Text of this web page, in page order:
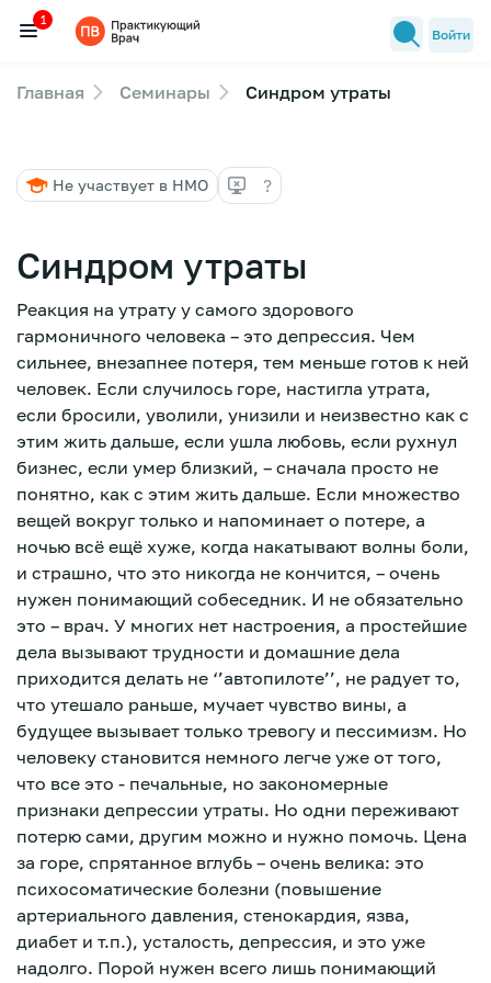
Семинары
Лекторы
Зарегистрироваться
1
Войти
Главная Семинары Синдром утраты
Не участвует в НМО ?
Синдром утраты
Реакция на утрату у самого здорового
гармоничного человека – это депрессия. Чем
сильнее, внезапнее потеря, тем меньше готов к ней
человек. Если случилось горе, настигла утрата,
если бросили, уволили, унизили и неизвестно как с
этим жить дальше, если ушла любовь, если рухнул
бизнес, если умер близкий, – сначала просто не
понятно, как с этим жить дальше. Если множество
вещей вокруг только и напоминает о потере, а
ночью всё ещё хуже, когда накатывают волны боли,
и страшно, что это никогда не кончится, – очень
нужен понимающий собеседник. И не обязательно
это – врач. У многих нет настроения, а простейшие
дела вызывают трудности и домашние дела
приходится делать не ‘’автопилоте’’, не радует то,
что утешало раньше, мучает чувство вины, а
будущее вызывает только тревогу и пессимизм. Но
человеку становится немного легче уже от того,
что все это - печальные, но закономерные
признаки депрессии утраты. Но одни переживают
потерю сами, другим можно и нужно помочь. Цена
за горе, спрятанное вглубь – очень велика: это
психосоматические болезни (повышение
артериального давления, стенокардия, язва,
диабет и т.п.), усталость, депрессия, и это уже
надолго. Порой нужен всего лишь понимающий